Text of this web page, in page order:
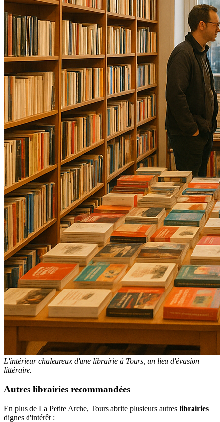
L'intérieur chaleureux d'une librairie à Tours, un lieu d'évasion
littéraire.
Autres librairies recommandées
En plus de La Petite Arche, Tours abrite plusieurs autres librairies
dignes d'intérêt :